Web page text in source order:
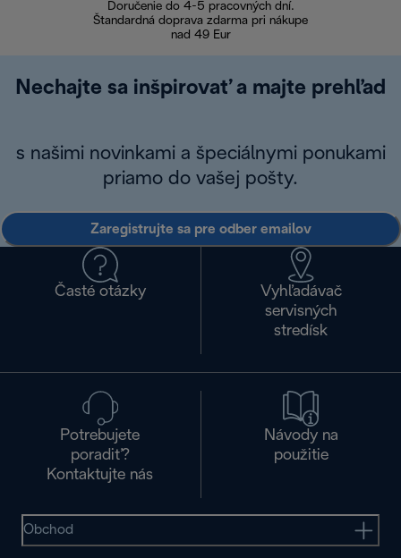
Doručenie do 4-5 pracovných dní.
Štandardná doprava zdarma pri nákupe
nad 49 Eur
Nechajte sa inšpirovať a majte prehľad
s našimi novinkami a špeciálnymi ponukami
priamo do vašej pošty.
Zaregistrujte sa pre odber emailov
Časté otázky
Vyhľadávač
servisných
stredísk
Potrebujete
poradiť?
Kontaktujte nás
Návody na
použitie
Obchod